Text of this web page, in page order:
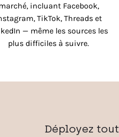
incluant Facebook,
TikTok, Threads et
— même les sources les
plus difficiles à suivre.
Déployez